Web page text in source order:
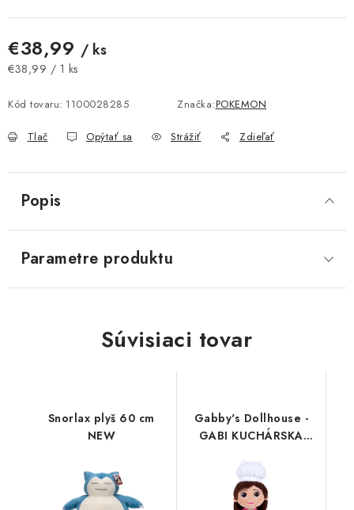
€38,99 / ks
Jednotková cena:
€38,99 / 1 ks
Kód tovaru: 1100028285 Značka:POKEMON
Tlač Opýtať sa Strážiť Zdieľať
Popis
Parametre produktu
Súvisiaci tovar
Snorlax plyš 60 cm
NEW
Gabby's Dollhouse -
GABI KUCHÁRSKA